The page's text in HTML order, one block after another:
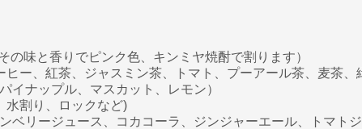
味と香りでピンク色、キンミヤ焼酎で割ります）
ー、紅茶、ジャスミン茶、トマト、プーアール茶、麦茶、
イナップル、マスカット、レモン）
水割り、ロックなど)
リージュース、コカコーラ、ジンジャーエール、トマトジ